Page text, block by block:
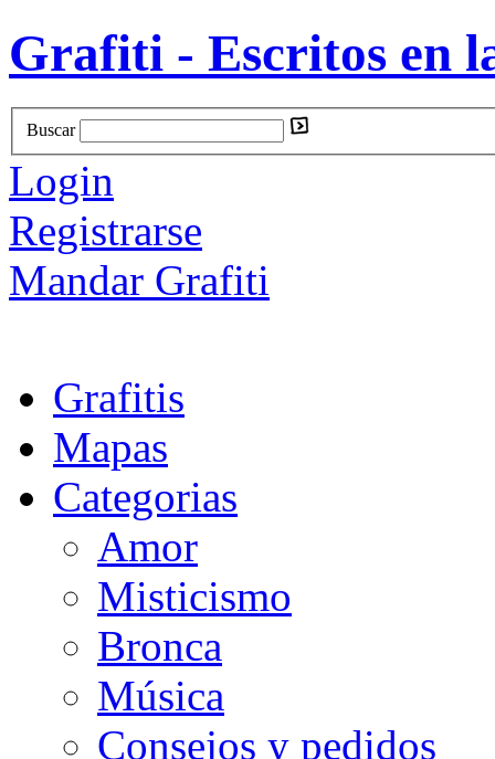
Grafiti - Escritos en
Buscar
Login
Registrarse
Mandar Grafiti
Grafitis
Mapas
Categorias
Amor
Misticismo
Bronca
Música
Consejos y pedidos